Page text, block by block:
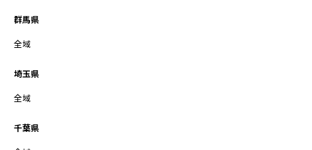
群馬県
全域
埼玉県
全域
千葉県